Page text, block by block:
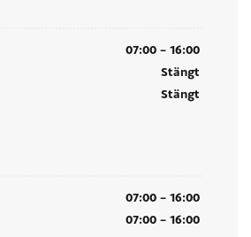
07:00 – 16:00
Stängt
Stängt
07:00 – 16:00
07:00 – 16:00